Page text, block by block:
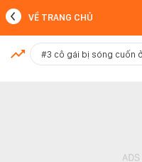
MỚI NHẤT
VỀ TRANG CHỦ
#3 cô gái bị sóng cuốn ở